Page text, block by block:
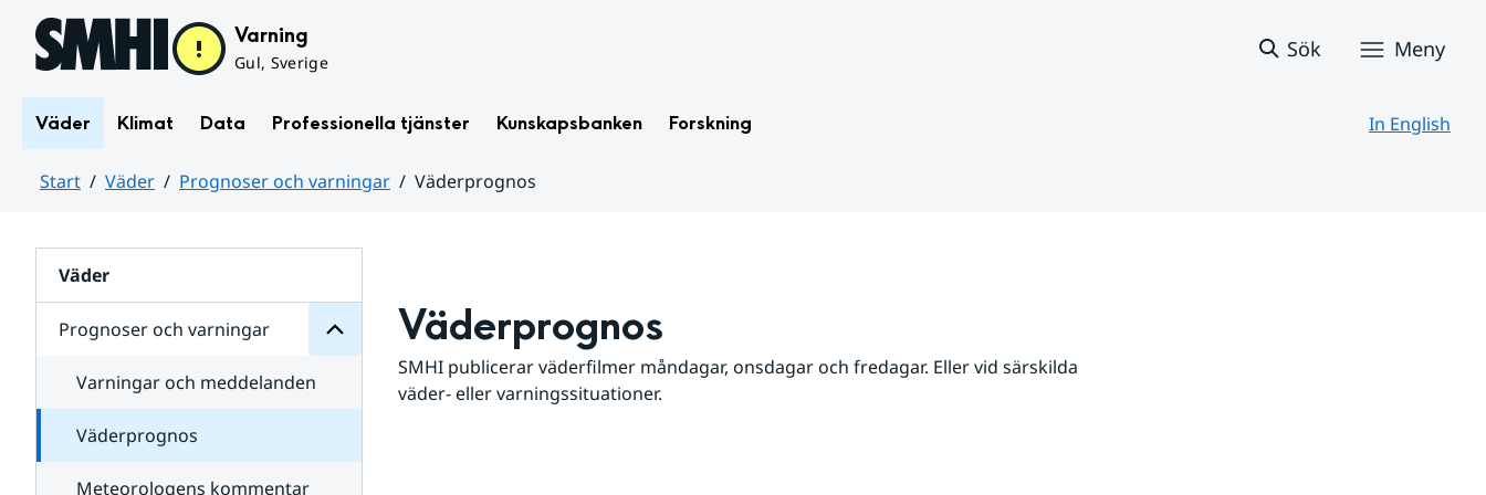
Hoppa till sidans innehåll Varning
Gul, Sverige
Sök Meny
Väder Klimat Data Professionella tjänster Kunskapsbanken Forskning In English
Start Väder Prognoser och varningar
Väderprognos
Väder
Prognoser och varningar
för
varningar
Varningar och meddelanden
Väderprognos
Meteorologens kommentar
Väderprognos
SMHI publicerar väderfilmer måndagar, onsdagar och fredagar. Eller vid särskilda
väder- eller varningssituationer.